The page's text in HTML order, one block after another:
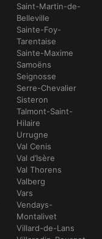
Saint-Martin-de-
Belleville
Sainte-Foy-
Tarentaise
Sainte-Maxime
Samoëns
Seignosse
Serre-Chevalier
Sisteron
Talmont-Saint-
Hilaire
Urrugne
Val Cenis
Val d’Isère
Val Thorens
Valberg
Vars
Vendays-
Montalivet
Villard-de-Lans